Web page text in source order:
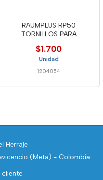
RAUMPLUS RP50
TORNILLOS PARA
$1.700
Unidad
1204054
Herraje
(Meta) - Colombia
cliente